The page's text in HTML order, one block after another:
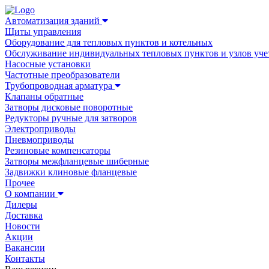
Автоматизация зданий
Щиты управления
Оборудование для тепловых пунктов и котельных
Обслуживание индивидуальных тепловых пунктов и узлов
Насосные установки
Частотные преобразователи
Трубопроводная арматура
Клапаны обратные
Затворы дисковые поворотные
Редукторы ручные для затворов
Электроприводы
Пневмоприводы
Резиновые компенсаторы
Затворы межфланцевые шиберные
Задвижки клиновые фланцевые
Прочее
О компании
Дилеры
Доставка
Новости
Акции
Вакансии
Контакты